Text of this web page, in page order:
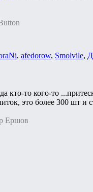
, afedorow, Smolvile,
кто-то кого-то
это более 300 шт и
Ершов